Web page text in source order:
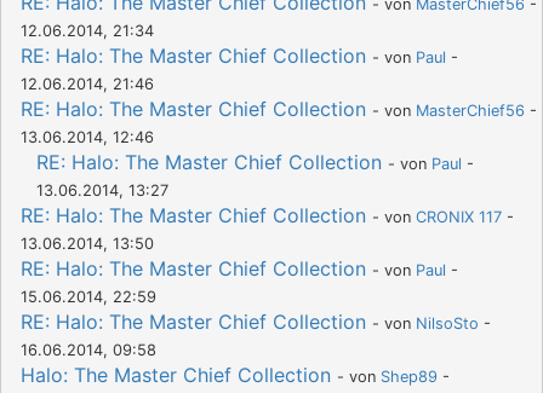
- von MasterChief56 -
12.06.2014, 21:34
RE: Halo: The Master Chief Collection - von Paul -
12.06.2014, 21:46
RE: Halo: The Master Chief Collection - von MasterChief56 -
13.06.2014, 12:46
RE: Halo: The Master Chief Collection - von Paul -
13.06.2014, 13:27
RE: Halo: The Master Chief Collection - von CRONIX 117 -
13.06.2014, 13:50
RE: Halo: The Master Chief Collection - von Paul -
15.06.2014, 22:59
RE: Halo: The Master Chief Collection - von NilsoSto -
16.06.2014, 09:58
Halo: The Master Chief Collection - von Shep89 -